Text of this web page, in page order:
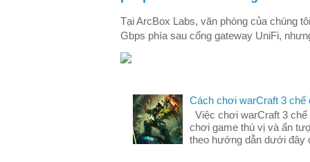
Tại ArcBox Labs, văn phòng của chúng
Gbps phía sau cổng gateway UniFi,
Cách chơi warCraft 3 chế
Việc chơi warCraft 3
chơi game thú vị và ấn
theo hướng dẫn dưới đây